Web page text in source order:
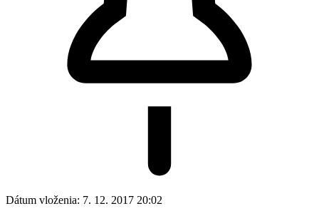
Dátum vloženia: 7. 12. 2017 20:02